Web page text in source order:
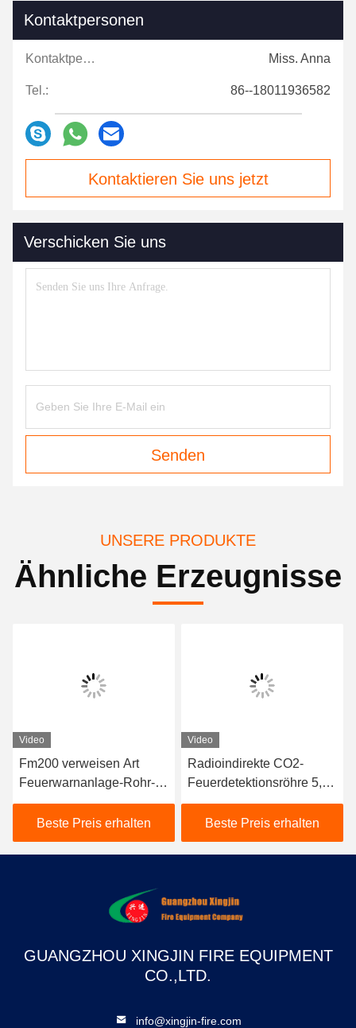
Kontaktpersonen
Kontaktpersonen: Miss. Anna
Tel.: 86--18011936582
Kontaktieren Sie uns jetzt
Verschicken Sie uns
Senden
UNSERE PRODUKTE
Ähnliche Erzeugnisse
Video
Fm200 verweisen Art
Feuerwarnanlage-Rohr-
einzelne Zone für Server-
Raum/Data Center
Beste Preis erhalten
Video
Radioindirekte CO2-
Feuerdetektionsröhre 5,7
MPa Arbeitsdruck Hohe
Qualität Billiger Preis
Beste Preis erhalten
GUANGZHOU XINGJIN FIRE EQUIPMENT
CO.,LTD.
info@xingjin-fire.com